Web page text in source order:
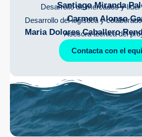
Santiago Miranda
Desarrollo de mercados y
Carmen Alonso
Desarrollo del logística y
Maria Dolores Caballero
Asesora técnica del
Contacta con el